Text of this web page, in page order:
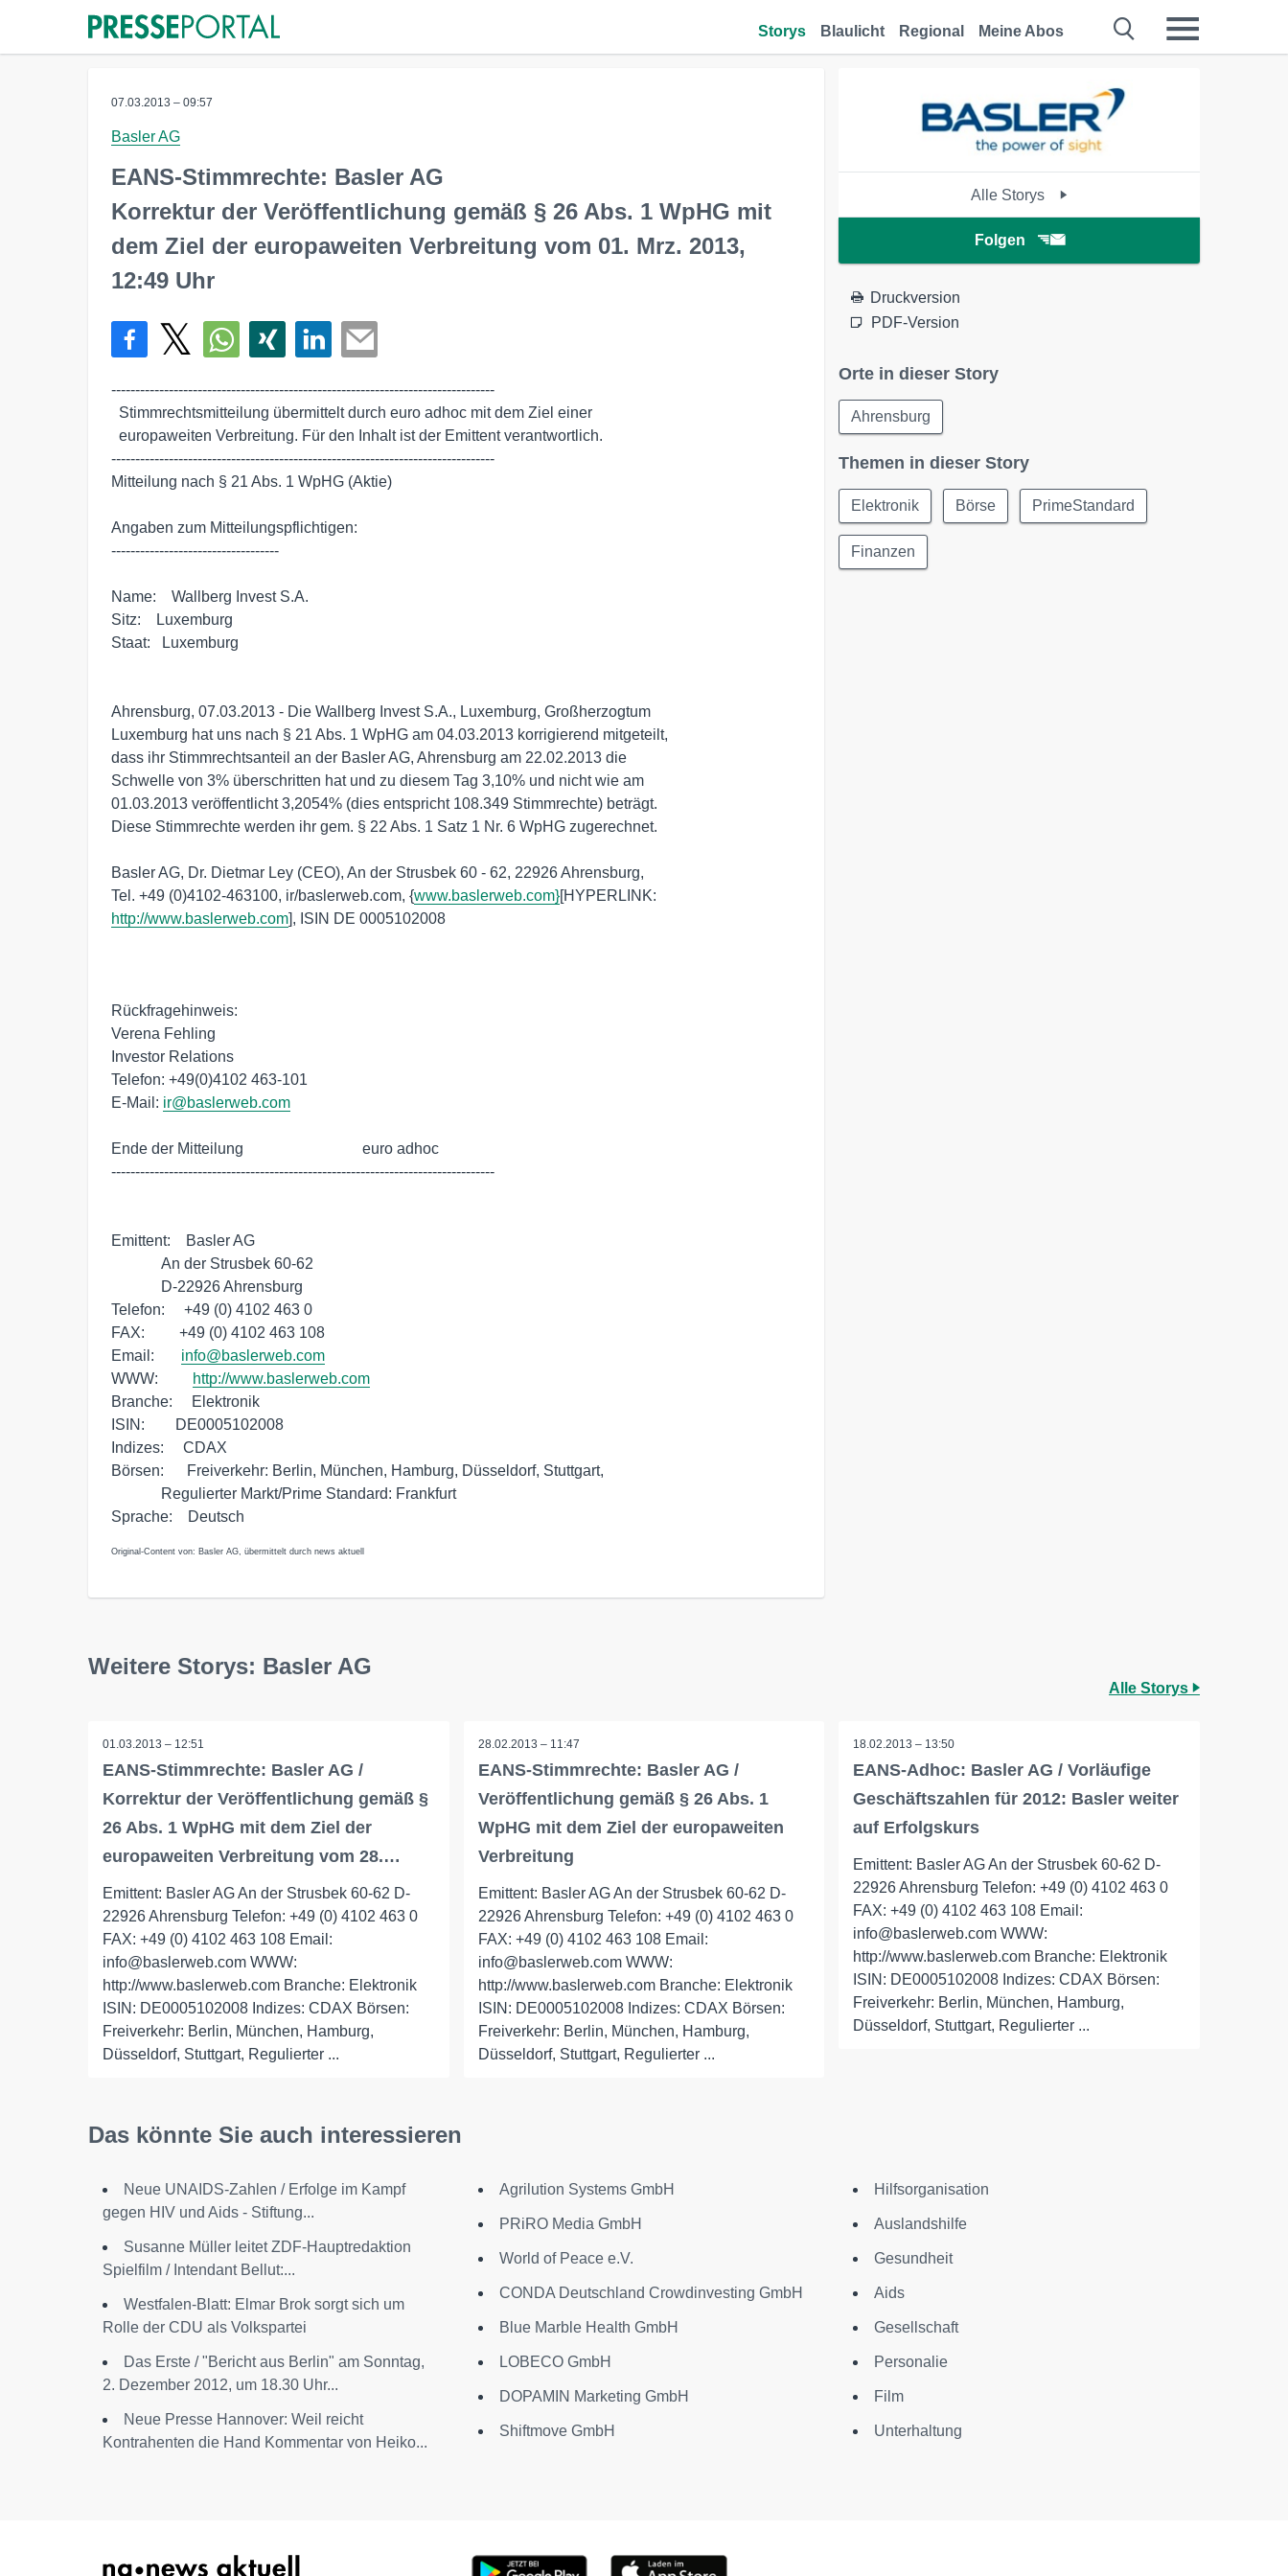
Storys Blaulicht Regional Meine Abos
07.03.2013 – 09:57
Basler AG
EANS-Stimmrechte: Basler AG
Korrektur der Veröffentlichung gemäß § 26 Abs. 1 WpHG mit
dem Ziel der europaweiten Verbreitung vom 01. Mrz. 2013,
12:49 Uhr
--------------------------------------------------------------------------------
--------------------------------------------------------------------------------
Mitteilung nach § 21 Abs. 1 WpHG (Aktie)
Angaben zum Mitteilungspflichtigen:
-----------------------------------
Name:    Wallberg Invest S.A.
Sitz:    Luxemburg
Staat:   Luxemburg
Ahrensburg, 07.03.2013 - Die Wallberg Invest S.A., Luxemburg, Großherzogtum
Luxemburg hat uns nach § 21 Abs. 1 WpHG am 04.03.2013 korrigierend mitgeteilt,
dass ihr Stimmrechtsanteil an der Basler AG, Ahrensburg am 22.02.2013 die
Schwelle von 3% überschritten hat und zu diesem Tag 3,10% und nicht wie am
01.03.2013 veröffentlicht 3,2054% (dies entspricht 108.349 Stimmrechte) beträgt.
Diese Stimmrechte werden ihr gem. § 22 Abs. 1 Satz 1 Nr. 6 WpHG zugerechnet.
Basler AG, Dr. Dietmar Ley (CEO), An der Strusbek 60 - 62, 22926 Ahrensburg,
Tel. +49 (0)4102-463100, ir/baslerweb.com, {www.baslerweb.com}
http://www.baslerweb.com], ISIN DE 0005102008
Rückfragehinweis:
Verena Fehling
Investor Relations
Telefon: +49(0)4102 463-101
E-Mail: ir@baslerweb.com
Ende der Mitteilung                               euro adhoc
--------------------------------------------------------------------------------
Emittent:    Basler AG
Telefon:     +49 (0) 4102 463 0
FAX:         +49 (0) 4102 463 108
Email: info@baslerweb.com
WWW:
http://www.baslerweb.com
Branche:     Elektronik
ISIN:        DE0005102008
Indizes:     CDAX
Börsen:      Freiverkehr: Berlin, München, Hamburg, Düsseldorf, Stuttgart,
Original-Content von: Basler AG, übermittelt durch news aktuell
Alle Storys
Folgen
Druckversion
PDF-Version
Orte in dieser Story
Ahrensburg
Themen in dieser Story
Elektronik Börse PrimeStandard
Finanzen
Weitere Storys: Basler AG
Alle Storys
01.03.2013 – 12:51
EANS-Stimmrechte: Basler AG /
Korrektur der Veröffentlichung gemäß §
26 Abs. 1 WpHG mit dem Ziel der
europaweiten Verbreitung vom 28.…
Emittent: Basler AG An der Strusbek 60-62 D-
22926 Ahrensburg Telefon: +49 (0) 4102 463 0
FAX: +49 (0) 4102 463 108 Email:
info@baslerweb.com WWW:
http://www.baslerweb.com Branche: Elektronik
ISIN: DE0005102008 Indizes: CDAX Börsen:
Freiverkehr: Berlin, München, Hamburg,
Düsseldorf, Stuttgart, Regulierter ...
28.02.2013 – 11:47
EANS-Stimmrechte: Basler AG /
Veröffentlichung gemäß § 26 Abs. 1
WpHG mit dem Ziel der europaweiten
Verbreitung
Emittent: Basler AG An der Strusbek 60-62 D-
22926 Ahrensburg Telefon: +49 (0) 4102 463 0
FAX: +49 (0) 4102 463 108 Email:
info@baslerweb.com WWW:
http://www.baslerweb.com Branche: Elektronik
ISIN: DE0005102008 Indizes: CDAX Börsen:
Freiverkehr: Berlin, München, Hamburg,
Düsseldorf, Stuttgart, Regulierter ...
18.02.2013 – 13:50
EANS-Adhoc: Basler AG / Vorläufige
Geschäftszahlen für 2012: Basler weiter
auf Erfolgskurs
Emittent: Basler AG An der Strusbek 60-62 D-
22926 Ahrensburg Telefon: +49 (0) 4102 463 0
FAX: +49 (0) 4102 463 108 Email:
info@baslerweb.com WWW:
http://www.baslerweb.com Branche: Elektronik
ISIN: DE0005102008 Indizes: CDAX Börsen:
Freiverkehr: Berlin, München, Hamburg,
Düsseldorf, Stuttgart, Regulierter ...
Das könnte Sie auch interessieren
Neue UNAIDS-Zahlen / Erfolge im Kampf
gegen HIV und Aids - Stiftung...
Susanne Müller leitet ZDF-Hauptredaktion
Spielfilm / Intendant Bellut:...
Westfalen-Blatt: Elmar Brok sorgt sich um
Rolle der CDU als Volkspartei
Das Erste / "Bericht aus Berlin" am Sonntag,
2. Dezember 2012, um 18.30 Uhr...
Neue Presse Hannover: Weil reicht
Kontrahenten die Hand Kommentar von Heiko...
Agrilution Systems GmbH
PRiRO Media GmbH
World of Peace e.V.
CONDA Deutschland Crowdinvesting GmbH
Blue Marble Health GmbH
LOBECO GmbH
DOPAMIN Marketing GmbH
Shiftmove GmbH
Hilfsorganisation
Auslandshilfe
Gesundheit
Aids
Gesellschaft
Personalie
Film
Unterhaltung